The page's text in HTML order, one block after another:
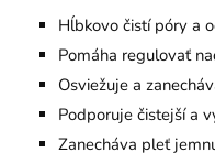
Hĺbkovo čistí póry a
Pomáha regulovať
Osviežuje a
Podporuje čistejší a
Zanecháva pleť